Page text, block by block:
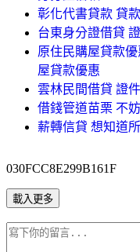
彰化代書貸款 貸
台東身分證借貸
原住民購屋貸款
屋貸款優惠
雲林民間借貸 證
借錢管道苗栗 不
薪轉信貸 想知道
030FCC8E299B161F
載入更多